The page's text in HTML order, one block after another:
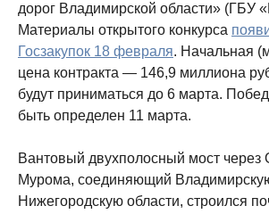
дорог Владимирской области» (ГБУ
Материалы открытого конкурса
Госзакупок 18 февраля. Начальная
цена контракта — 146,9 миллиона
будут приниматься до 6 марта.
быть определен 11 марта.
Вантовый двухполосный мост через
Мурома, соединяющий
Нижегородскую области, строился